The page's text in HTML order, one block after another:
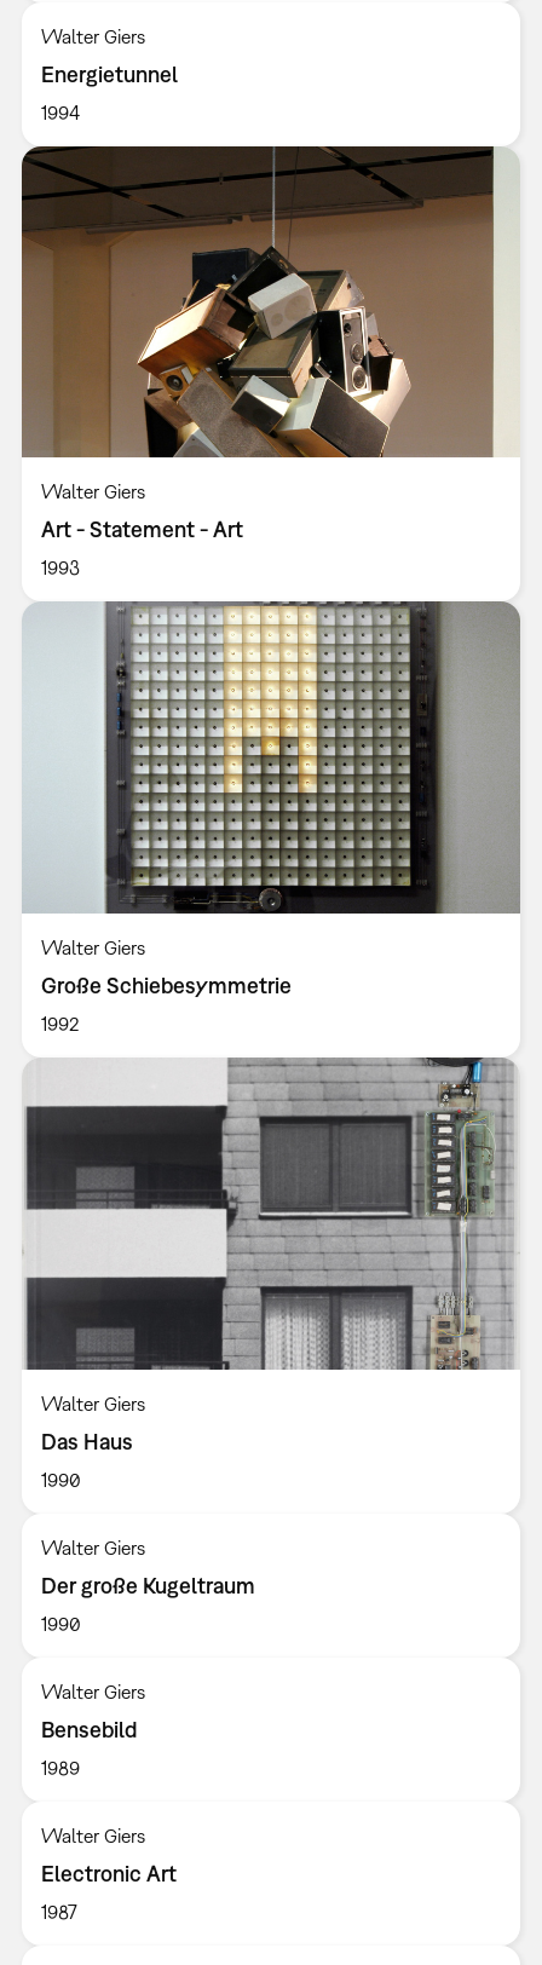
Walter Giers
Energietunnel
1994
Walter Giers
Art - Statement - Art
1993
Walter Giers
Große Schiebesymmetrie
1992
Walter Giers
Das Haus
1990
Walter Giers
Der große Kugeltraum
1990
Walter Giers
Bensebild
1989
Walter Giers
Electronic Art
1987